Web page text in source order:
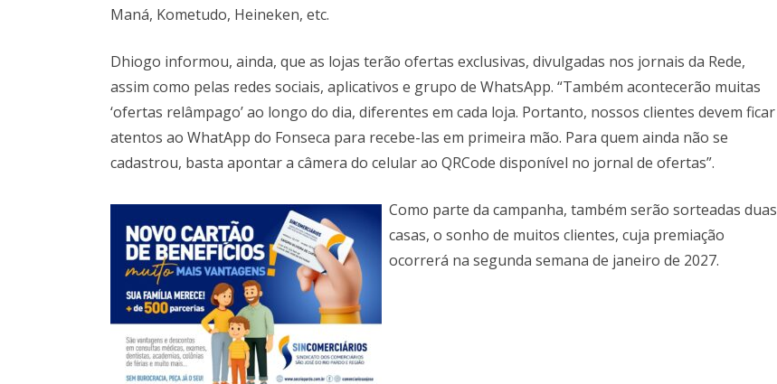
Maná, Kometudo, Heineken, etc.
Dhiogo informou, ainda, que as lojas terão ofertas exclusivas, divulgadas nos jornais da Rede,
assim como pelas redes sociais, aplicativos e grupo de WhatsApp. “Também acontecerão muitas
‘ofertas relâmpago’ ao longo do dia, diferentes em cada loja. Portanto, nossos clientes devem ficar
atentos ao WhatApp do Fonseca para recebe-las em primeira mão. Para quem ainda não se
cadastrou, basta apontar a câmera do celular ao QRCode disponível no jornal de ofertas”.
Como parte da campanha, também serão sorteadas duas
casas, o sonho de muitos clientes, cuja premiação
ocorrerá na segunda semana de janeiro de 2027.